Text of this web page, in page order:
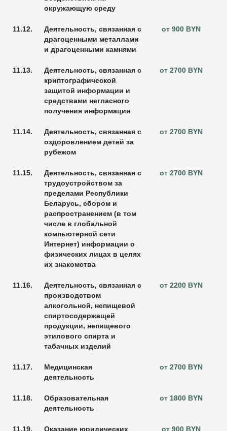
окружающую среду
11.12.
Деятельность, связанная с
драгоценными металлами
и драгоценными камнями
от 900 BYN
11.13.
Деятельность, связанная с
криптографической
защитой информации и
средствами негласного
получения информации
от 2700 BYN
11.14.
Деятельность, связанная с
оздоровлением детей за
рубежом
от 2700 BYN
11.15.
Деятельность, связанная с
трудоустройством за
пределами Республики
Беларусь, сбором и
распространением (в том
числе в глобальной
компьютерной сети
Интернет) информации о
физических лицах в целях
их знакомства
от 2700 BYN
11.16.
Деятельность, связанная с
производством
алкогольной, непищевой
спиртосодержащей
продукции, непищевого
этилового спирта и
табачных изделий
от 2200 BYN
11.17.
Медицинская
деятельность
от 2700 BYN
11.18.
Образовательная
деятельность
от 1800 BYN
11.19.
Оказание юридических
от 900 BYN